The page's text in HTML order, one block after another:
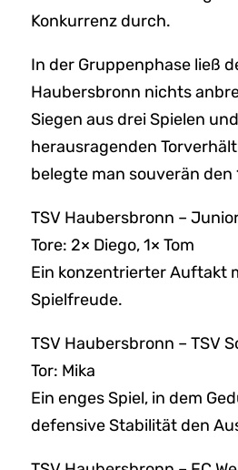
Konkurrenz durch.
In der Gruppenphase ließ
Haubersbronn nichts
Siegen aus drei Spielen
herausragenden
belegte man souverän den
TSV Haubersbronn –
Tore: 2× Diego, 1× Tom
Ein konzentrierter Auftakt
Spielfreude.
TSV Haubersbronn – TSV
Tor: Mika
Ein enges Spiel, in dem
defensive Stabilität den